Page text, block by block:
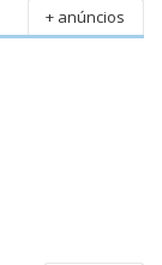
+ anúncios